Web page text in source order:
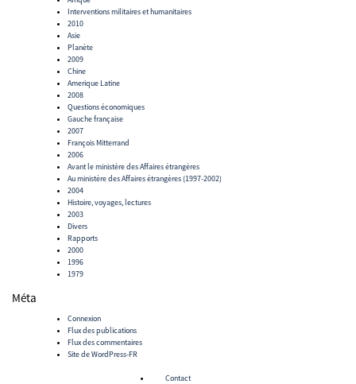
Interventions militaires et humanitaires
2010
Asie
Planète
2009
Chine
Amerique Latine
2008
Questions économiques
Gauche française
2007
François Mitterrand
2006
Avant le ministère des Affaires étrangères
Au ministère des Affaires étrangères (1997-2002)
2004
Histoire, voyages, lectures
2003
Divers
Rapports
2000
1996
1979
Méta
Connexion
Flux des publications
Flux des commentaires
Site de WordPress-FR
Contact